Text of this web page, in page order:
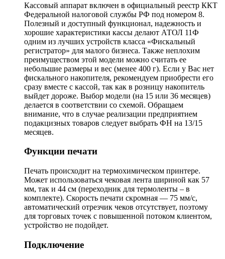
Кассовый аппарат включен в официальный реестр ККТ
Федеральной налоговой службы РФ под номером 8.
Полезный и доступный функционал, надежность и
хорошие характеристики кассы делают АТОЛ 11Ф
одним из лучших устройств класса «Фискальный
регистратор» для малого бизнеса. Также неплохим
преимуществом этой модели можно считать ее
небольшие размеры и вес (менее 400 г). Если у Вас нет
фискального накопителя, рекомендуем приобрести его
сразу вместе с кассой, так как в розницу накопитель
выйдет дороже. Выбор модели (на 15 или 36 месяцев)
делается в соответствии со схемой. Обращаем
внимание, что в случае реализации предприятием
подакцизных товаров следует выбрать ФН на 13/15
месяцев.
Функции печати
Печать происходит на термохимическом принтере.
Может использоваться чековая лента шириной как 57
мм, так и 44 см (переходник для термоленты – в
комплекте). Скорость печати скромная — 75 мм/c,
автоматический отрезчик чеков отсутствует, поэтому
для торговых точек с повышенной потоком клиентом,
устройство не подойдет.
Подключение